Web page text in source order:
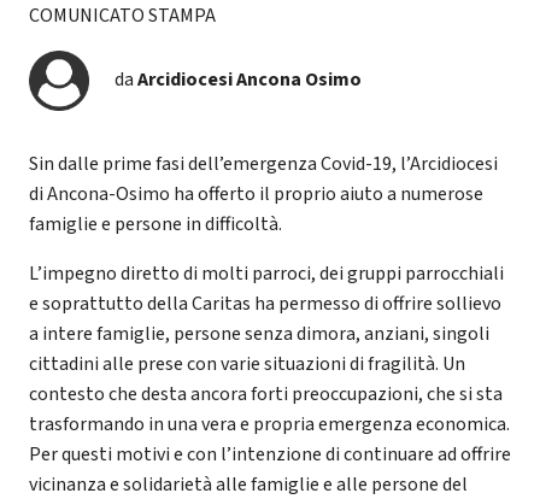
COMUNICATO STAMPA
daArcidiocesi Ancona Osimo
Sin dalle prime fasi dell’emergenza Covid-19, l’Arcidiocesi
di Ancona-Osimo ha offerto il proprio aiuto a numerose
famiglie e persone in difficoltà.
L’impegno diretto di molti parroci, dei gruppi parrocchiali
e soprattutto della Caritas ha permesso di offrire sollievo
a intere famiglie, persone senza dimora, anziani, singoli
cittadini alle prese con varie situazioni di fragilità. Un
contesto che desta ancora forti preoccupazioni, che si sta
trasformando in una vera e propria emergenza economica.
Per questi motivi e con l’intenzione di continuare ad offrire
vicinanza e solidarietà alle famiglie e alle persone del